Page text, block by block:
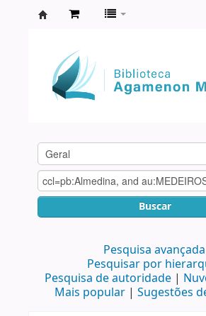
Agamenon
Magalhães
Buscar
Pesquisa avançada
Pesquisar por
Pesquisa de autoridade
Mais popular
Sugestões